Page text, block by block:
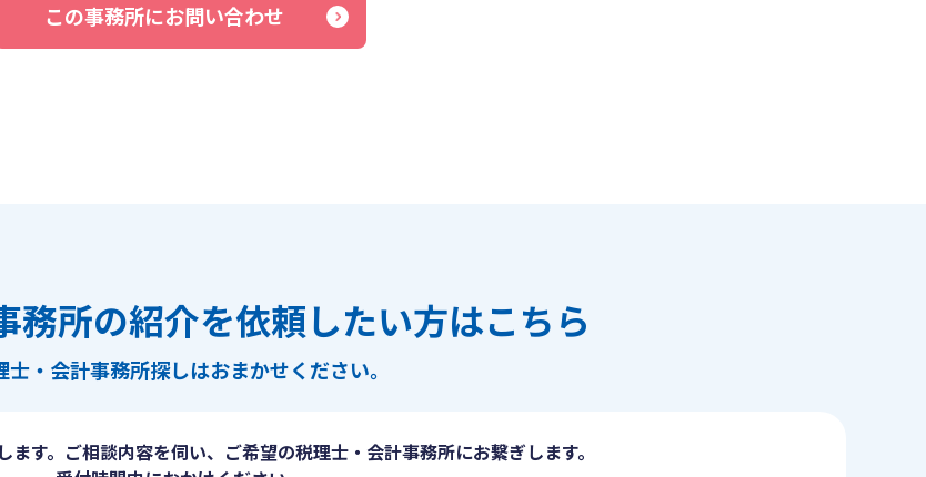
この事務所にお問い合わせ
務所の紹介を依頼したい方はこちら
士・会計事務所探しはおまかせください。
す。ご相談内容を伺い、ご希望の税理士・会計事務所にお繋ぎします。